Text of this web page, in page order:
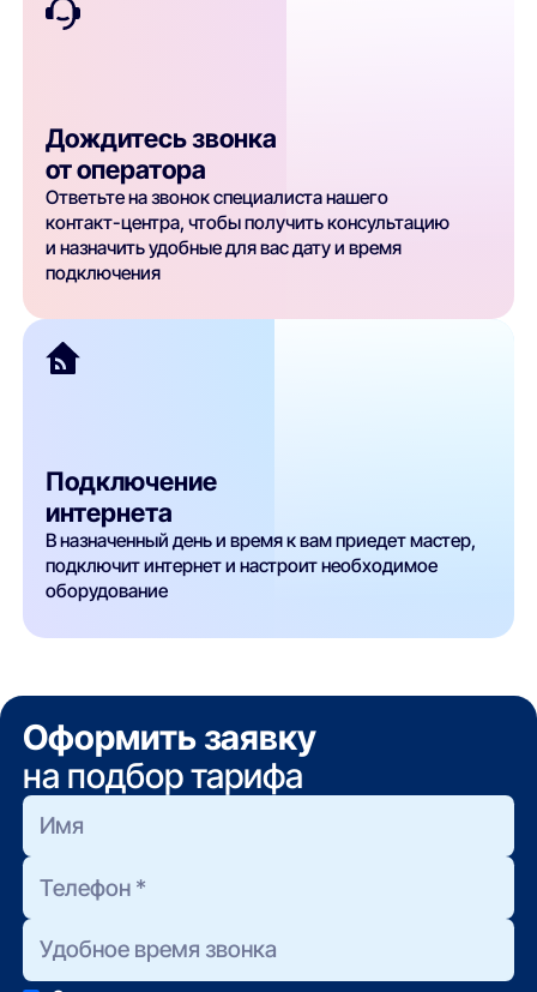
Дождитесь звонка
от оператора
Ответьте на звонок специалиста нашего
контакт-центра, чтобы получить консультацию
и назначить удобные для вас дату и время
подключения
Подключение
интернета
В назначенный день и время к вам приедет мастер,
подключит интернет и настроит необходимое
оборудование
Оформить заявку
на подбор тарифа